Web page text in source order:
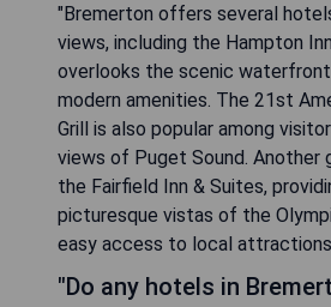
"Bremerton offers several
views, including the Hampton
overlooks the scenic
modern amenities. The 21st
Grill is also popular among
views of Puget Sound. Another
the Fairfield Inn & Suites,
picturesque vistas of the
easy access to local
"Do any hotels in